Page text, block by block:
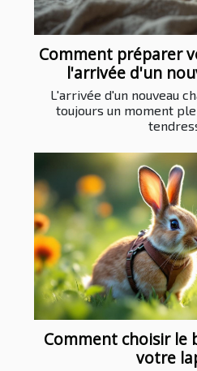
Comment préparer
l'arrivée d'un
L'arrivée d'un nouveau
toujours un moment
Comment choisir le
votre